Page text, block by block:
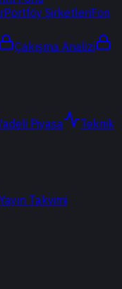
Portföy ŞirketleriFon
Çakışma Analizi
Piyasa
Teknik
Yayın Takvimi